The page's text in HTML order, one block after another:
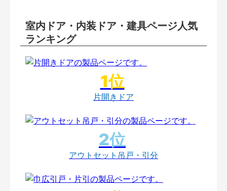
室内ドア・内装ドア・建具ページ人気
ランキング
片開きドア
アウトセット吊戸・引分